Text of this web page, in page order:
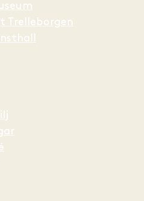
Trelleborgen